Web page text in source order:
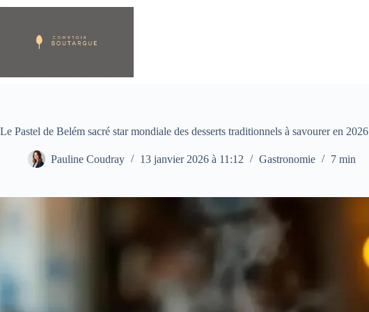
Passer
Le Pastel de Belém sacré star mondiale des desserts traditionnels à savourer en 2026
Pauline Coudray 13 janvier 2026 à 11:12 Gastronomie 7 min